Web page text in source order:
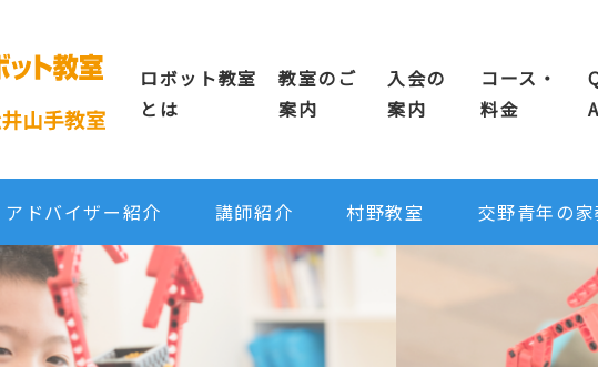
ロボット教室
とは
教室のご
案内
入会の
案内
コース・
料金
A
アドバイザー紹介 講師紹介 村野教室 交野青年の